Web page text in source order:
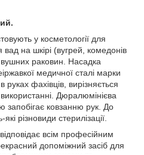
у косметології для
на шкірі (вугрей, комедонів
раковин. Насадка
медичної сталі марки
фахівців, вирізняється
Дюралюмінієва
ковзанню рук. До
різновиди стерилізації.
всім професійним
допоміжний засіб для